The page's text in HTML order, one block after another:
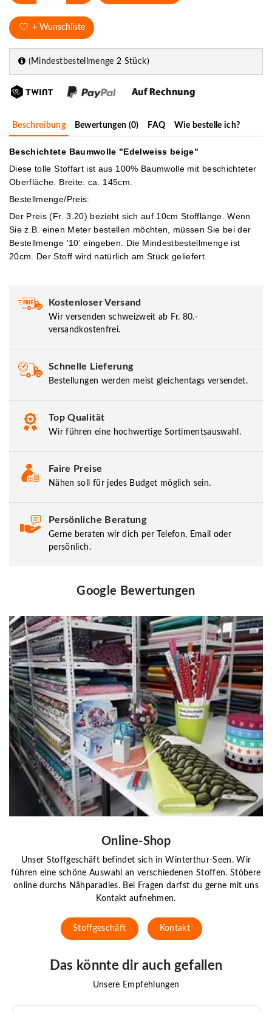
+ Wunschliste
(Mindestbestellmenge 2 Stück)
Beschreibung Bewertungen (0) FAQ Wie bestelle ich?
Beschichtete Baumwolle "Edelweiss beige"
Diese tolle Stoffart ist aus 100% Baumwolle mit beschichteter
Oberfläche. Breite: ca. 145cm.
Bestellmenge/Preis:
Der Preis (Fr. 3.20) bezieht sich auf 10cm Stofflänge. Wenn
Sie z.B. einen Meter bestellen möchten, müssen Sie bei der
Bestellmenge '10' eingeben. Die Mindestbestellmenge ist
20cm. Der Stoff wird natürlich am Stück geliefert.
Kostenloser Versand
Wir versenden schweizweit ab Fr. 80.-
versandkostenfrei.
Schnelle Lieferung
Bestellungen werden meist gleichentags versendet.
Top Qualität
Wir führen eine hochwertige Sortimentsauswahl.
Faire Preise
Nähen soll für jedes Budget möglich sein.
Persönliche Beratung
Gerne beraten wir dich per Telefon, Email oder
persönlich.
Google Bewertungen
Online-Shop
Unser Stoffgeschäft befindet sich in Winterthur-Seen. Wir
führen eine schöne Auswahl an verschiedenen Stoffen. Stöbere
online durchs Nähparadies. Bei Fragen darfst du gerne mit uns
Kontakt aufnehmen.
Stoffgeschäft Kontakt
Das könnte dir auch gefallen
Unsere Empfehlungen